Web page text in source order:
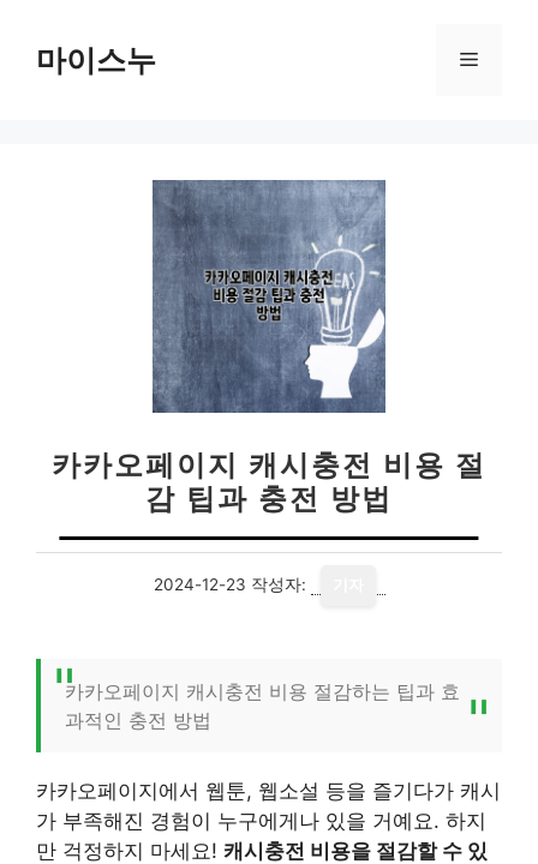
마이스누 메
카카오페이지 캐시충전 비용 절
감 팁과 충전 방법
2024-12-23 작성자:
카카오페이지 캐시충전 비용 절감하는 팁과 효
과적인 충전 방법
카카오페이지에서 웹툰, 웹소설 등을 즐기다가 캐시
가 부족해진 경험이 누구에게나 있을 거예요. 하지
만 걱정하지 마세요! 캐시충전 비용을 절감할 수 있